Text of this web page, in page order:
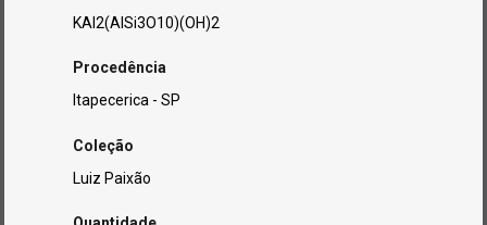
KAl2(AlSi3O10)(OH)2
Procedência
Itapecerica - SP
Coleção
Luiz Paixão